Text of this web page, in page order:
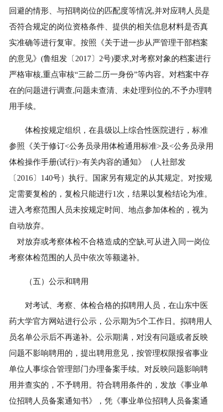
回避的情形、与招聘岗位的匹配度等情况,并对应聘人员是
否符合规定的岗位资格条件、提供的相关信息材料是否真
实准确等进行复审。按照《关于进一步从严管理干部档案
的意见》(鲁组发〔2017〕2号)要求,对考察对象的档案进行
严格审核,重点审核“三龄二历一身份”等内容。对档案中存
在的问题进行调查,问题未查清、未处理到位的,不予办理聘
用手续。
体检按规定组织， 在县级以上综合性医院进行， 标准
参照《关于修订<公务员录用体检通用标准>及<公务员录用
体检操作手册(试行)>有关内容的通知》（人社部发
〔2016〕140号）执行。国家另有规定的从其规定。对按规
定需要复检的，复检只能进行1次，结果以复检结论为准。
进入考察范围人员未按规定时间、地点参加体检的，视为
自动放弃。
对放弃或考察体检不合格造成的空缺,可从进入同一岗位
考察体检范围的人员中依次等额递补。
（五）公示和聘用
对考试 、考察、体检合格的拟聘用人员，在山东中医
药大学官方网站进行公示，公示期为5个工作日。拟聘用人
员名单公示后不再递补。公示期满，对没有问题或者反映
问题不影响聘用的，提出聘用意见，按管理权限报省事业
单位人事综合管理部门办理备案手续。对反映问题影响聘
用并查实的，不予聘用。符合聘用条件的，发放《事业单
位招聘人员备案通知书》，凭《事业单位招聘人员备案通